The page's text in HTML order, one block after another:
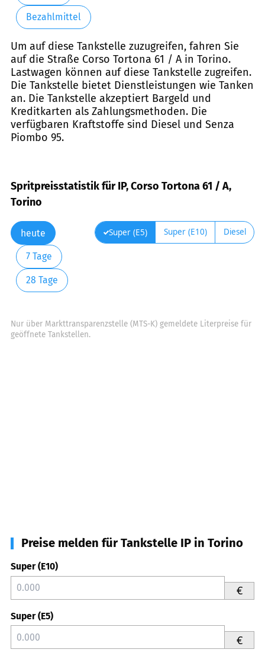
Bezahlmittel
Um auf diese Tankstelle zuzugreifen, fahren Sie
auf die Straße Corso Tortona 61 / A in Torino.
Lastwagen können auf diese Tankstelle zugreifen.
Die Tankstelle bietet Dienstleistungen wie Tanken
an. Die Tankstelle akzeptiert Bargeld und
Kreditkarten als Zahlungsmethoden. Die
verfügbaren Kraftstoffe sind Diesel und Senza
Piombo 95.
Spritpreisstatistik für IP, Corso Tortona 61 / A,
Torino
heute
7 Tage
28 Tage
Super (E5) Super (E10) Diesel
Nur über Markttransparenzstelle (MTS-K) gemeldete Literpreise für
geöffnete Tankstellen.
Preise melden für Tankstelle IP in Torino
Super (E10)
€
Super (E5)
€